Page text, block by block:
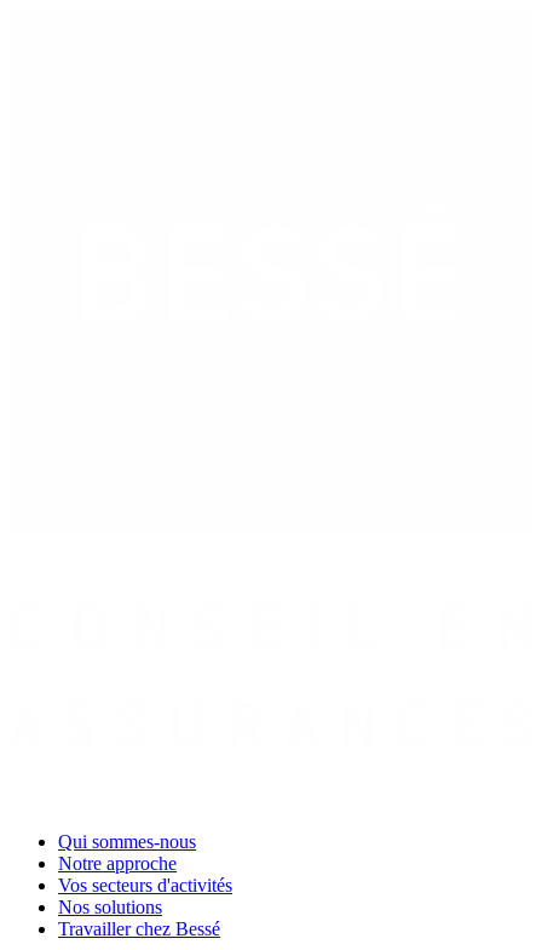
Qui sommes-nous
Notre approche
Vos secteurs d'activités
Nos solutions
Travailler chez Bessé